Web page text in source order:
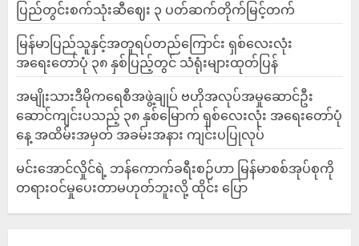
ပြည်တွင်းစက်သုံးဆီဈေး ၃ ပတ်ဆက်တိုက်မြင့်တက်
မြန်မာပြည်သူနှင့်အတူရပ်တည်ကြောင်း ရှစ်လေးလုံး
အရေးတော်ပုံ ၃၈ နှစ်ပြည့်တွင် သံရုံးများထုတ်ပြန်
အမျိုးသားဒီမိုကရေစီအဖွဲ့ချုပ် ဗဟိုအလုပ်အမှုဆောင်ဦး
ဆောင်ကျင်းပသည့် ၃၈ နှစ်မြောက် ရှစ်လေးလုံး အရေးတော်ပုံ
နေ့ အထိမ်းအမှတ် အခမ်းအနား ကျင်းပပြုလုပ်
မင်းအောင်လှိုင်ရဲ့ ဘန်ကောက်ခရီးစဉ်ဟာ မြန်မာစစ်အုပ်စုကို
တရားဝင်မှုပေးတာမဟုတ်ဘူးလို့ ထိုင်း ပြော